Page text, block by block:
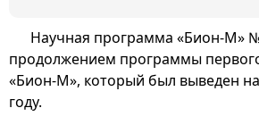
Научная программа «Бион-М»
продолжением программы
«Бион-М», который был выведен
году.